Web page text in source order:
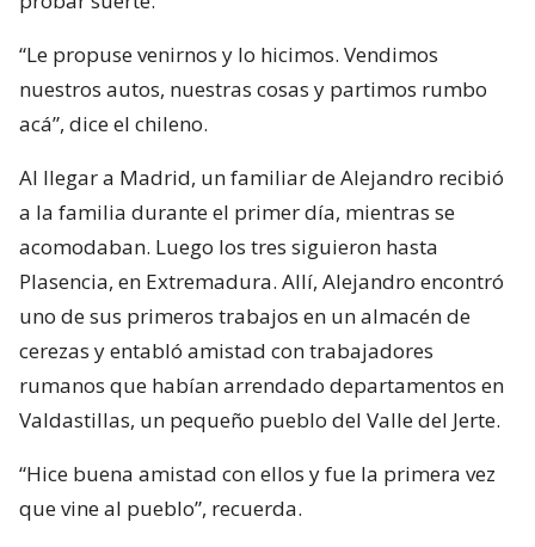
“Le propuse venirnos y lo hicimos. Vendimos
nuestros autos, nuestras cosas y partimos rumbo
acá”, dice el chileno.
Al llegar a Madrid, un familiar de Alejandro recibió
a la familia durante el primer día, mientras se
acomodaban. Luego los tres siguieron hasta
Plasencia, en Extremadura. Allí, Alejandro encontró
uno de sus primeros trabajos en un almacén de
cerezas y entabló amistad con trabajadores
rumanos que habían arrendado departamentos en
Valdastillas, un pequeño pueblo del Valle del Jerte.
“Hice buena amistad con ellos y fue la primera vez
que vine al pueblo”, recuerda.